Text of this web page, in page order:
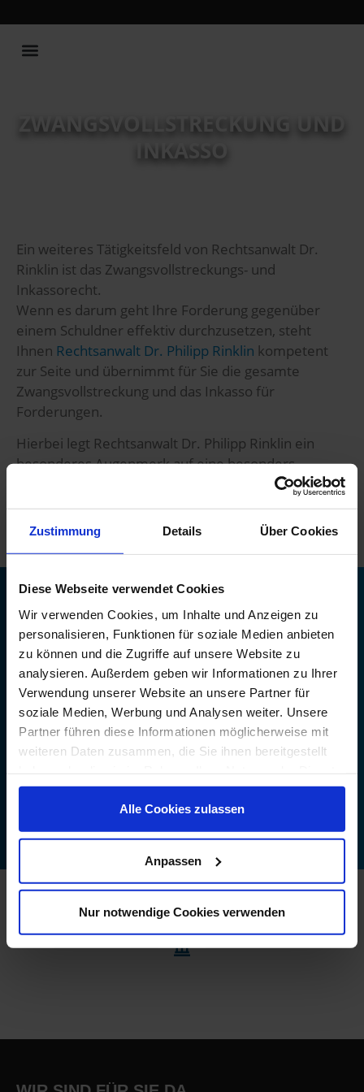
Zustimmung Details Über Cookies
Diese Webseite verwendet Cookies
Wir verwenden Cookies, um Inhalte und Anzeigen zu
personalisieren, Funktionen für soziale Medien anbieten
zu können und die Zugriffe auf unsere Website zu
analysieren. Außerdem geben wir Informationen zu Ihrer
Verwendung unserer Website an unsere Partner für
soziale Medien, Werbung und Analysen weiter. Unsere
Partner führen diese Informationen möglicherweise mit
weiteren Daten zusammen, die Sie ihnen bereitgestellt
gesammelt haben. Sie geben Einwilligung zu unseren
Cookies, wenn Sie unsere Webseite weiterhin nutzen. Zu
unseremImpressumundDatenschutz.
Alle Cookies zulassen
Anpassen
Nur notwendige Cookies verwenden
ZWANGSVOLLSTRECKUNG UND
INKASSO
Ein weiteres Tätigkeitsfeld von Rechtsanwalt Dr.
Rinklin ist das Zwangsvollstreckungs- und
Inkassorecht.
Wenn es darum geht Ihre Forderung gegenüber
einem Schuldner effektiv durchzusetzen, steht
Ihnen Rechtsanwalt Dr. Philipp Rinklin kompetent
zur Seite und übernimmt für Sie die gesamte
Zwangsvollstreckung und das Inkasso für
Forderungen.
Hierbei legt Rechtsanwalt Dr. Philipp Rinklin ein
besonderes Augenmerk auf eine besonders
schnelle und effiziente Durchsetzung der
Forderungen gegenüber dem Schuldnern.
SIE HABEN FRAGEN?
Kontaktieren Sie
uns:
Tel: 0761 612475-41
Mail: info@kanzlei-
rinklin.de
KONTAKT
AUFNEHMEN
Auszeichnungen